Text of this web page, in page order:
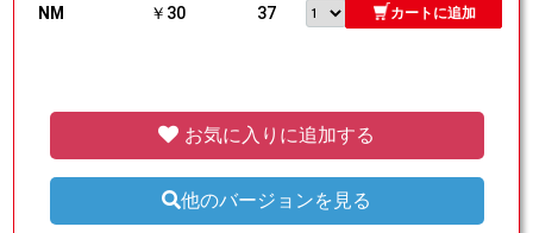
NM ￥30 37 カートに追加
お気に入りに追加する
他のバージョンを見る